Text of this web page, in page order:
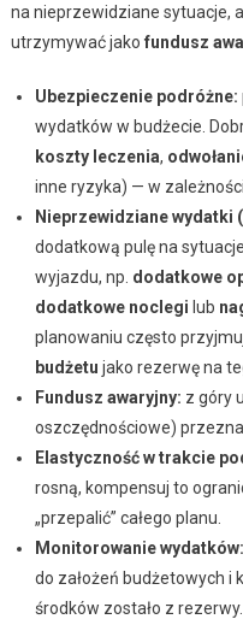
na nieprzewidziane sytuacje,
utrzymywać jako fundusz
Ubezpieczenie podróżne:
wydatków w budżecie.
koszty leczenia,
inne ryzyka) — w
Nieprzewidziane wydatki
dodatkową pulę na
wyjazdu, np. dodatkowe
dodatkowe noclegi lub
planowaniu często
budżetu jako rezerwę na
Fundusz awaryjny: z góry
oszczędnościowe)
Elastyczność w trakcie
rosną, kompensuj to
„przepalić” całego planu.
Monitorowanie wydatków:
do założeń budżetowych i
środków zostało z rezerwy.